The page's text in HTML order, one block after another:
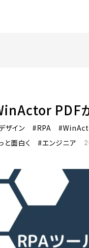
PDF
ザイン RPA
と面白く
エンジニア